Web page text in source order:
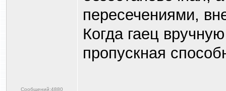
Сообщений:4880
пересечениями,
Когда гаец
пропускная